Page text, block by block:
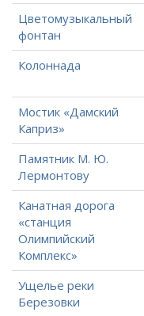
Цветомузыкальный
фонтан
Колоннада
Мостик «Дамский
Каприз»
Памятник М. Ю.
Лермонтову
Канатная дорога
«станция
Олимпийский
Комплекс»
Ущелье реки
Березовки